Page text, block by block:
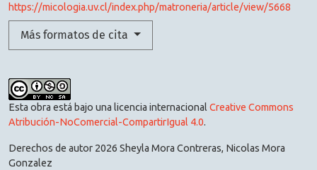
https://micologia.uv.cl/index.php/matroneria/article/view/5668
Más formatos de cita
Esta obra está bajo una licencia internacional Creative Commons
Atribución-NoComercial-CompartirIgual 4.0.
Derechos de autor 2026 Sheyla Mora Contreras, Nicolas Mora
Gonzalez